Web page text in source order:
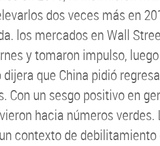
dos veces más en
los mercados en Wall
y tomaron impulso,
dijera que China pidió
Con un sesgo positivo en
hacia números
contexto de